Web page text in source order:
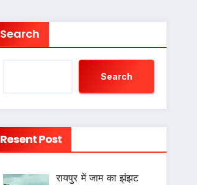
Search
Search
Resent Post
रायपुर में जाम का झंझट